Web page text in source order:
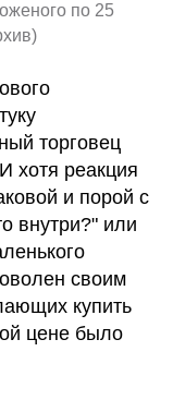
по 25
)
торговец
хотя реакция
и порой с
внутри?" или
своим
купить
цене было